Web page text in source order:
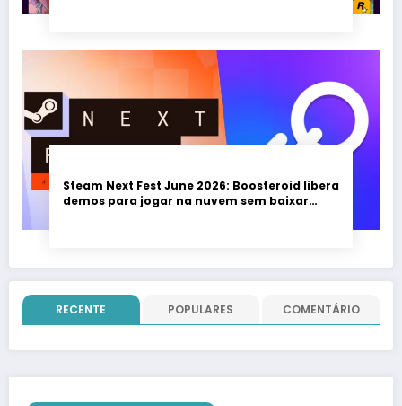
Steam Next Fest June 2026: Boosteroid libera
demos para jogar na nuvem sem baixar
RECENTE POPULARES COMENTÁRIO